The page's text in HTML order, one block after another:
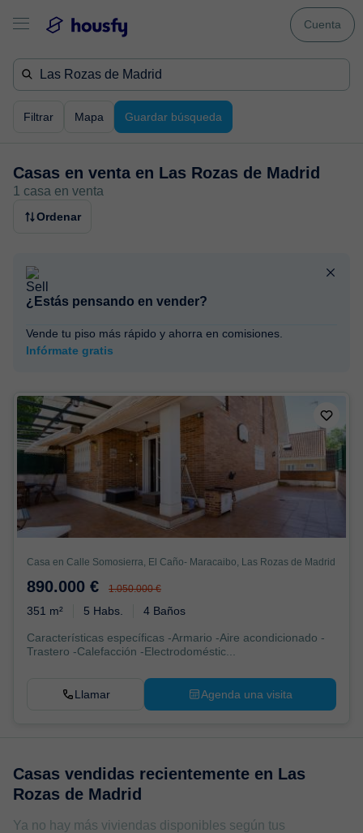
Cuenta
Filtrar Mapa Guardar búsqueda
Casas en venta en Las Rozas de Madrid
1 casa en venta
Ordenar
¿Estás pensando en vender?
Vende tu piso más rápido y ahorra en comisiones.
Infórmate gratis
Casa en Calle Somosierra, El Caño- Maracaibo, Las Rozas de Madrid
890.000 € 1.050.000 €
351 m² 5 Habs. 4 Baños
Características específicas -Armario -Aire acondicionado -
Trastero -Calefacción -Electrodoméstic...
Llamar Agenda una visita
Casas vendidas recientemente en Las
Rozas de Madrid
Ya no hay más viviendas disponibles según tus